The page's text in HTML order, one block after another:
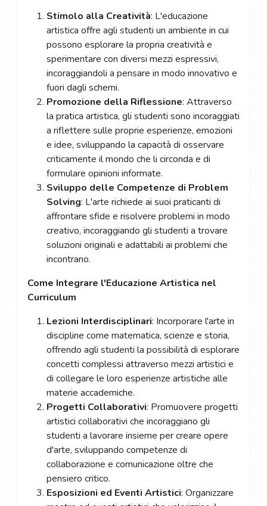
Stimolo alla Creatività: L'educazione
artistica offre agli studenti un ambiente in cui
possono esplorare la propria creatività e
sperimentare con diversi mezzi espressivi,
incoraggiandoli a pensare in modo innovativo e
fuori dagli schemi.
Promozione della Riflessione: Attraverso
la pratica artistica, gli studenti sono incoraggiati
a riflettere sulle proprie esperienze, emozioni
e idee, sviluppando la capacità di osservare
criticamente il mondo che li circonda e di
formulare opinioni informate.
Sviluppo delle Competenze di Problem
Solving: L'arte richiede ai suoi praticanti di
affrontare sfide e risolvere problemi in modo
creativo, incoraggiando gli studenti a trovare
soluzioni originali e adattabili ai problemi che
incontrano.
Come Integrare l'Educazione Artistica nel
Curriculum
Lezioni Interdisciplinari: Incorporare l'arte in
discipline come matematica, scienze e storia,
offrendo agli studenti la possibilità di esplorare
concetti complessi attraverso mezzi artistici e
di collegare le loro esperienze artistiche alle
materie accademiche.
Progetti Collaborativi: Promuovere progetti
artistici collaborativi che incoraggiano gli
studenti a lavorare insieme per creare opere
d'arte, sviluppando competenze di
collaborazione e comunicazione oltre che
pensiero critico.
Esposizioni ed Eventi Artistici: Organizzare